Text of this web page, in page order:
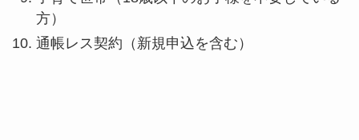
方）
通帳レス契約（新規申込を含む）